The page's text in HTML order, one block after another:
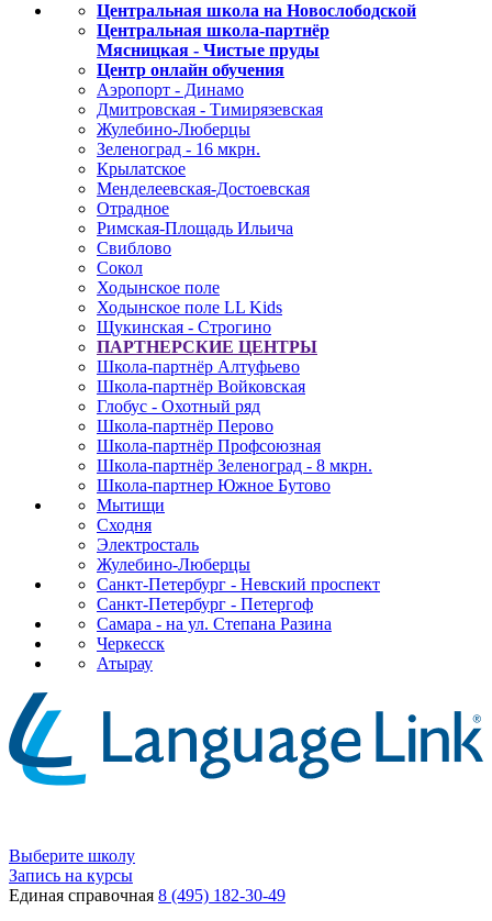
Центральная школа на Новослободской
Центральная школа-партнёр
Мясницкая - Чистые пруды
Центр онлайн обучения
Аэропорт - Динамо
Дмитровская - Тимирязевская
Жулебино-Люберцы
Зеленоград - 16 мкрн.
Крылатское
Менделеевская-Достоевская
Отрадное
Римская-Площадь Ильича
Свиблово
Сокол
Ходынское поле
Ходынское поле LL Kids
Щукинская - Строгино
ПАРТНЕРСКИЕ ЦЕНТРЫ
Школа-партнёр Алтуфьево
Школа-партнёр Войковская
Глобус - Охотный ряд
Школа-партнёр Перово
Школа-партнёр Профсоюзная
Школа-партнёр Зеленоград - 8 мкрн.
Школа-партнер Южное Бутово
Мытищи
Сходня
Электросталь
Жулебино-Люберцы
Санкт-Петербург - Невский проспект
Санкт-Петербург - Петергоф
Самара - на ул. Степана Разина
Черкесск
Атырау
Выберите школу
Запись на курсы
Единая справочная 8 (495) 182-30-49